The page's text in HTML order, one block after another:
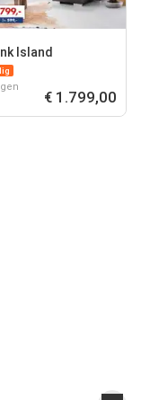
Island
€ 1.799,00